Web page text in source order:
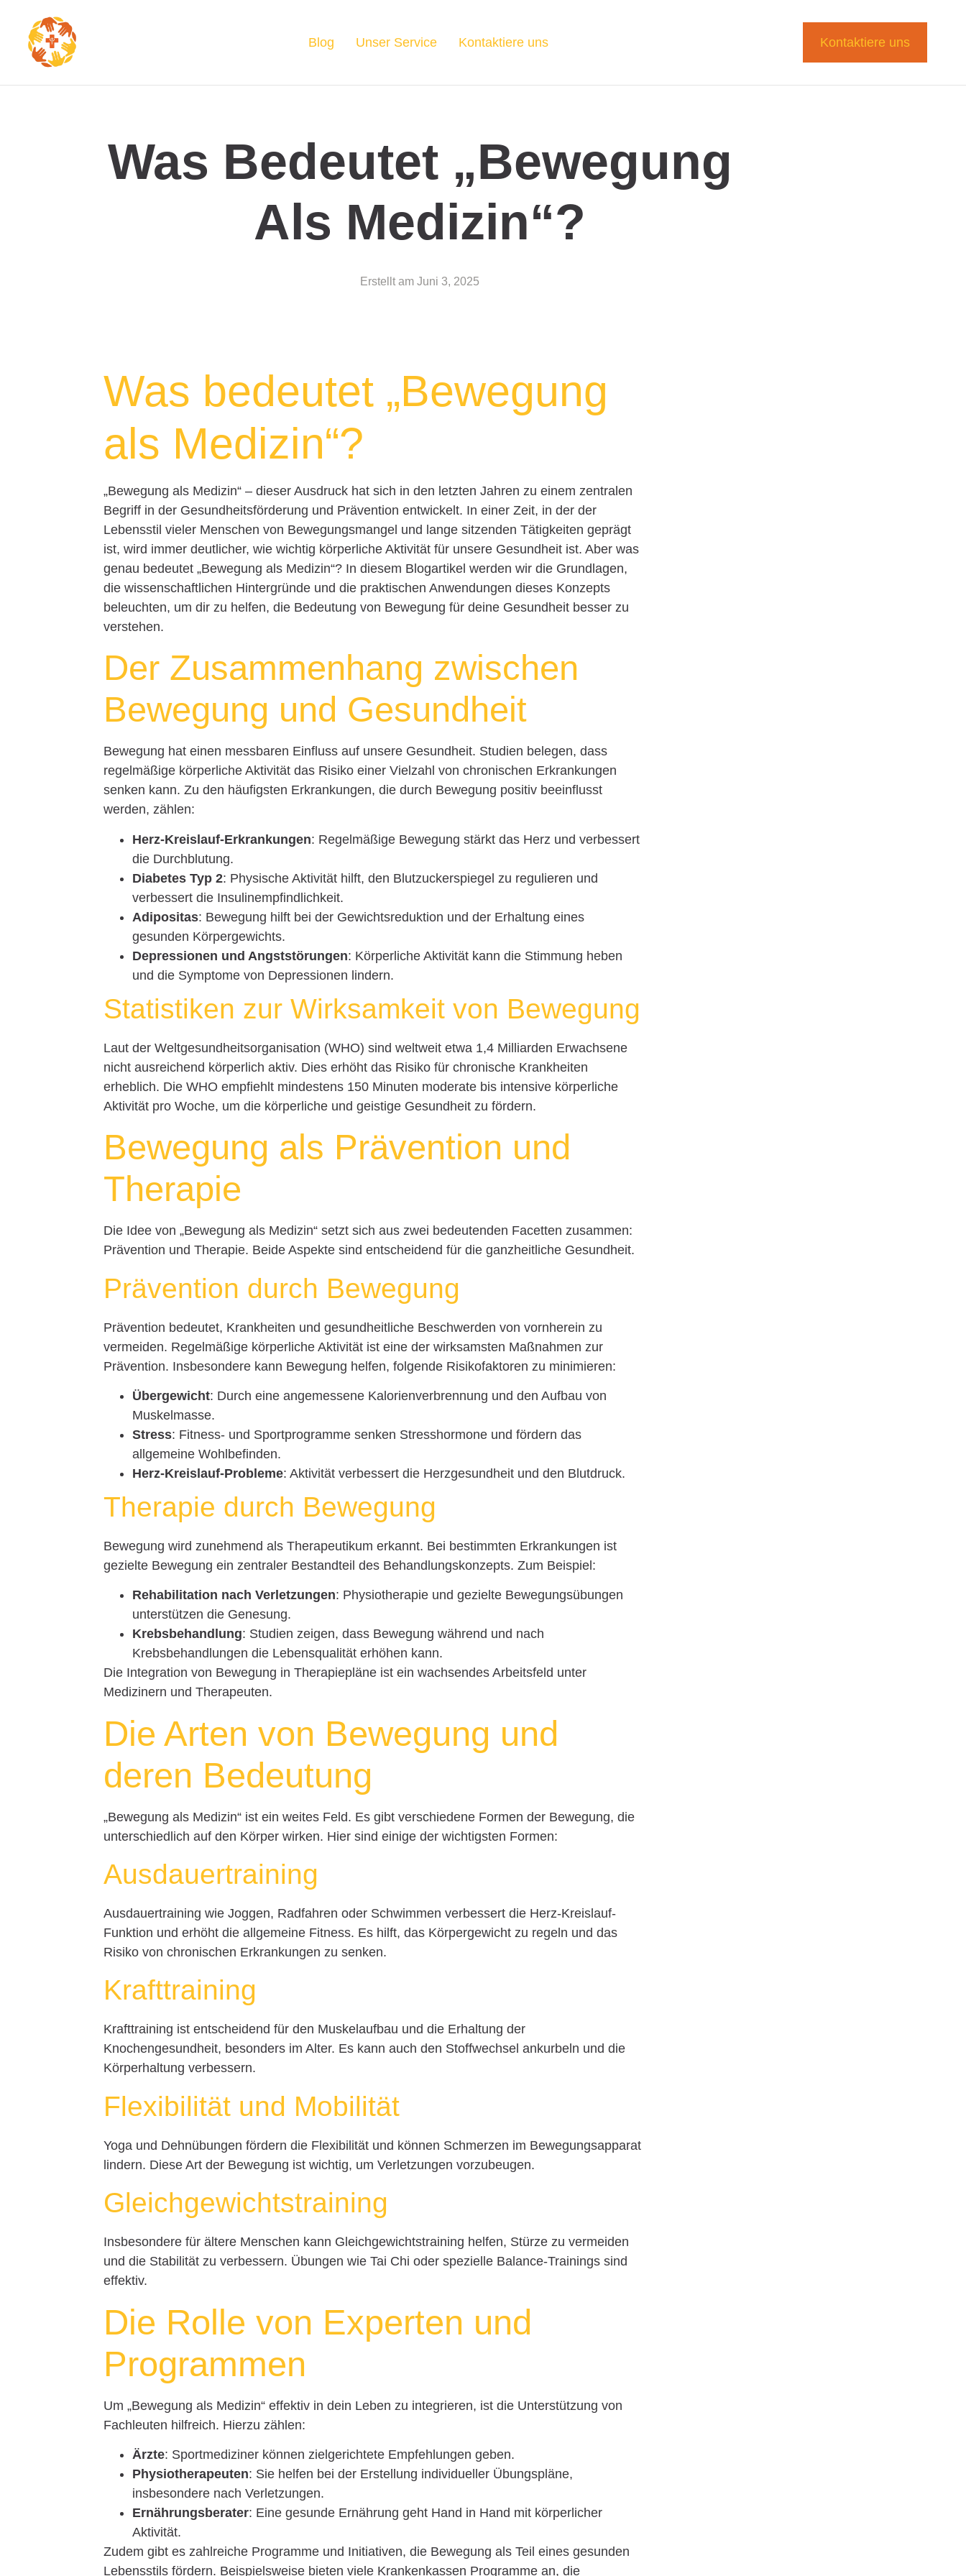
Blog Unser Service Kontaktiere uns Kontaktiere uns
Was Bedeutet „Bewegung
Als Medizin“?
Erstellt am Juni 3, 2025
Was bedeutet „Bewegung
als Medizin“?
„Bewegung als Medizin“ – dieser Ausdruck hat sich in den letzten Jahren zu einem zentralen
Begriff in der Gesundheitsförderung und Prävention entwickelt. In einer Zeit, in der der
Lebensstil vieler Menschen von Bewegungsmangel und lange sitzenden Tätigkeiten geprägt
ist, wird immer deutlicher, wie wichtig körperliche Aktivität für unsere Gesundheit ist. Aber was
genau bedeutet „Bewegung als Medizin“? In diesem Blogartikel werden wir die Grundlagen,
die wissenschaftlichen Hintergründe und die praktischen Anwendungen dieses Konzepts
beleuchten, um dir zu helfen, die Bedeutung von Bewegung für deine Gesundheit besser zu
verstehen.
Der Zusammenhang zwischen
Bewegung und Gesundheit
Bewegung hat einen messbaren Einfluss auf unsere Gesundheit. Studien belegen, dass
regelmäßige körperliche Aktivität das Risiko einer Vielzahl von chronischen Erkrankungen
senken kann. Zu den häufigsten Erkrankungen, die durch Bewegung positiv beeinflusst
werden, zählen:
Herz-Kreislauf-Erkrankungen: Regelmäßige Bewegung stärkt das Herz und verbessert
die Durchblutung.
Diabetes Typ 2: Physische Aktivität hilft, den Blutzuckerspiegel zu regulieren und
verbessert die Insulinempfindlichkeit.
Adipositas: Bewegung hilft bei der Gewichtsreduktion und der Erhaltung eines
gesunden Körpergewichts.
Depressionen und Angststörungen: Körperliche Aktivität kann die Stimmung heben
und die Symptome von Depressionen lindern.
Statistiken zur Wirksamkeit von Bewegung
Laut der Weltgesundheitsorganisation (WHO) sind weltweit etwa 1,4 Milliarden Erwachsene
nicht ausreichend körperlich aktiv. Dies erhöht das Risiko für chronische Krankheiten
erheblich. Die WHO empfiehlt mindestens 150 Minuten moderate bis intensive körperliche
Aktivität pro Woche, um die körperliche und geistige Gesundheit zu fördern.
Bewegung als Prävention und
Therapie
Die Idee von „Bewegung als Medizin“ setzt sich aus zwei bedeutenden Facetten zusammen:
Prävention und Therapie. Beide Aspekte sind entscheidend für die ganzheitliche Gesundheit.
Prävention durch Bewegung
Prävention bedeutet, Krankheiten und gesundheitliche Beschwerden von vornherein zu
vermeiden. Regelmäßige körperliche Aktivität ist eine der wirksamsten Maßnahmen zur
Prävention. Insbesondere kann Bewegung helfen, folgende Risikofaktoren zu minimieren:
Übergewicht: Durch eine angemessene Kalorienverbrennung und den Aufbau von
Muskelmasse.
Stress: Fitness- und Sportprogramme senken Stresshormone und fördern das
allgemeine Wohlbefinden.
Herz-Kreislauf-Probleme: Aktivität verbessert die Herzgesundheit und den Blutdruck.
Therapie durch Bewegung
Bewegung wird zunehmend als Therapeutikum erkannt. Bei bestimmten Erkrankungen ist
gezielte Bewegung ein zentraler Bestandteil des Behandlungskonzepts. Zum Beispiel:
Rehabilitation nach Verletzungen: Physiotherapie und gezielte Bewegungsübungen
unterstützen die Genesung.
Krebsbehandlung: Studien zeigen, dass Bewegung während und nach
Krebsbehandlungen die Lebensqualität erhöhen kann.
Die Integration von Bewegung in Therapiepläne ist ein wachsendes Arbeitsfeld unter
Medizinern und Therapeuten.
Die Arten von Bewegung und
deren Bedeutung
„Bewegung als Medizin“ ist ein weites Feld. Es gibt verschiedene Formen der Bewegung, die
unterschiedlich auf den Körper wirken. Hier sind einige der wichtigsten Formen:
Ausdauertraining
Ausdauertraining wie Joggen, Radfahren oder Schwimmen verbessert die Herz-Kreislauf-
Funktion und erhöht die allgemeine Fitness. Es hilft, das Körpergewicht zu regeln und das
Risiko von chronischen Erkrankungen zu senken.
Krafttraining
Krafttraining ist entscheidend für den Muskelaufbau und die Erhaltung der
Knochengesundheit, besonders im Alter. Es kann auch den Stoffwechsel ankurbeln und die
Körperhaltung verbessern.
Flexibilität und Mobilität
Yoga und Dehnübungen fördern die Flexibilität und können Schmerzen im Bewegungsapparat
lindern. Diese Art der Bewegung ist wichtig, um Verletzungen vorzubeugen.
Gleichgewichtstraining
Insbesondere für ältere Menschen kann Gleichgewichtstraining helfen, Stürze zu vermeiden
und die Stabilität zu verbessern. Übungen wie Tai Chi oder spezielle Balance-Trainings sind
effektiv.
Die Rolle von Experten und
Programmen
Um „Bewegung als Medizin“ effektiv in dein Leben zu integrieren, ist die Unterstützung von
Fachleuten hilfreich. Hierzu zählen:
Ärzte: Sportmediziner können zielgerichtete Empfehlungen geben.
Physiotherapeuten: Sie helfen bei der Erstellung individueller Übungspläne,
insbesondere nach Verletzungen.
Ernährungsberater: Eine gesunde Ernährung geht Hand in Hand mit körperlicher
Aktivität.
Zudem gibt es zahlreiche Programme und Initiativen, die Bewegung als Teil eines gesunden
Lebensstils fördern. Beispielsweise bieten viele Krankenkassen Programme an, die